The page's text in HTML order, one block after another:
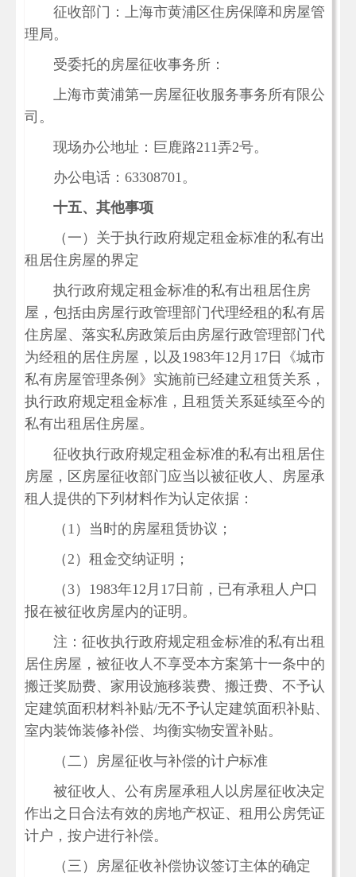
征收部门：上海市黄浦区住房保障和房屋管
理局。
受委托的房屋征收事务所：
上海市黄浦第一房屋征收服务事务所有限公
司。
现场办公地址：巨鹿路211弄2号。
办公电话：63308701。
十五、其他事项
（一）关于执行政府规定租金标准的私有出
租居住房屋的界定
执行政府规定租金标准的私有出租居住房
屋，包括由房屋行政管理部门代理经租的私有居
住房屋、落实私房政策后由房屋行政管理部门代
为经租的居住房屋，以及1983年12月17日《城市
私有房屋管理条例》实施前已经建立租赁关系，
执行政府规定租金标准，且租赁关系延续至今的
私有出租居住房屋。
征收执行政府规定租金标准的私有出租居住
房屋，区房屋征收部门应当以被征收人、房屋承
租人提供的下列材料作为认定依据：
（1）当时的房屋租赁协议；
（2）租金交纳证明；
（3）1983年12月17日前，已有承租人户口
报在被征收房屋内的证明。
注：征收执行政府规定租金标准的私有出租
居住房屋，被征收人不享受本方案第十一条中的
搬迁奖励费、家用设施移装费、搬迁费、不予认
定建筑面积材料补贴/无不予认定建筑面积补贴、
室内装饰装修补偿、均衡实物安置补贴。
（二）房屋征收与补偿的计户标准
被征收人、公有房屋承租人以房屋征收决定
作出之日合法有效的房地产权证、租用公房凭证
计户，按户进行补偿。
（三）房屋征收补偿协议签订主体的确定